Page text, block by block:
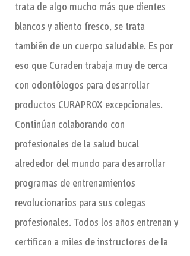
trata de algo mucho más que dientes
blancos y aliento fresco, se trata
también de un cuerpo saludable. Es por
eso que Curaden trabaja muy de cerca
con odontólogos para desarrollar
productos CURAPROX excepcionales.
Continúan colaborando con
profesionales de la salud bucal
alrededor del mundo para desarrollar
programas de entrenamientos
revolucionarios para sus colegas
profesionales. Todos los años entrenan y
certifican a miles de instructores de la